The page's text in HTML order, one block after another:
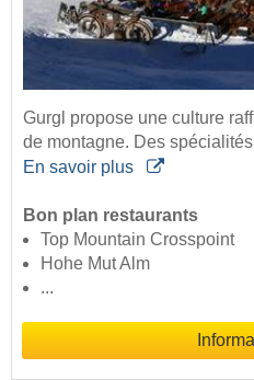
Gurgl propose une culture
de montagne. Des
En savoir plus
Bon plan restaurants
Top Mountain Crosspoint
Hohe Mut Alm
...